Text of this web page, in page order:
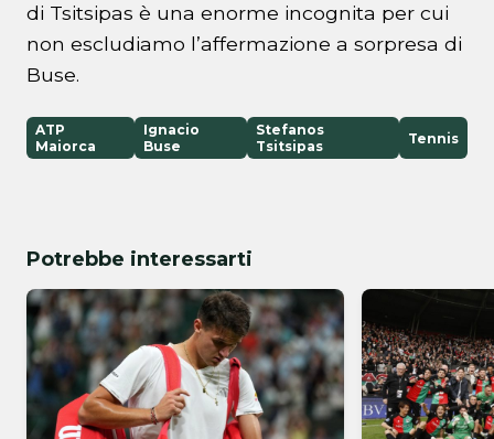
di Tsitsipas è una enorme incognita per cui
non escludiamo l’affermazione a sorpresa di
Buse.
ATP
Maiorca
Ignacio
Buse
Stefanos
Tsitsipas
Tennis
Potrebbe interessarti